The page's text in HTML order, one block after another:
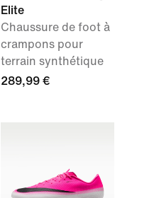
Elite
Chaussure de foot à
crampons pour
terrain synthétique
289,99 €